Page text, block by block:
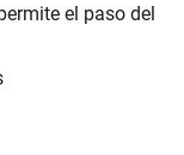
el paso del
135.20